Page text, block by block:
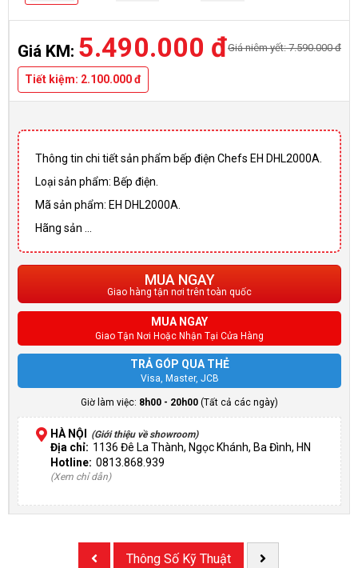
Giá KM: 5.490.000 đGiá niêm yết: 7.590.000 đ
Tiết kiệm: 2.100.000 đ
Thông tin chi tiết sản phẩm bếp điện Chefs EH DHL2000A.
Loại sản phẩm: Bếp điện.
Mã sản phẩm: EH DHL2000A.
Hãng sản ...
MUA NGAY
Giao hàng tận nơi trên toàn quốc
MUA NGAY
Giao Tận Nơi Hoặc Nhận Tại Cửa Hàng
TRẢ GÓP QUA THẺ
Visa, Master, JCB
Giờ làm việc: 8h00 - 20h00 (Tất cả các ngày)
HÀ NỘI (Giới thiệu về showroom)
Địa chỉ: 1136 Đê La Thành, Ngọc Khánh, Ba Đình, HN
Hotline: 0813.868.939
(Xem chỉ dẫn)
Thông Số Kỹ Thuật